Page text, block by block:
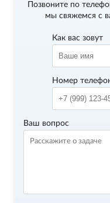
Позвоните по
мы свяжемся с
Как вас зовут
Номер
Ваш вопрос